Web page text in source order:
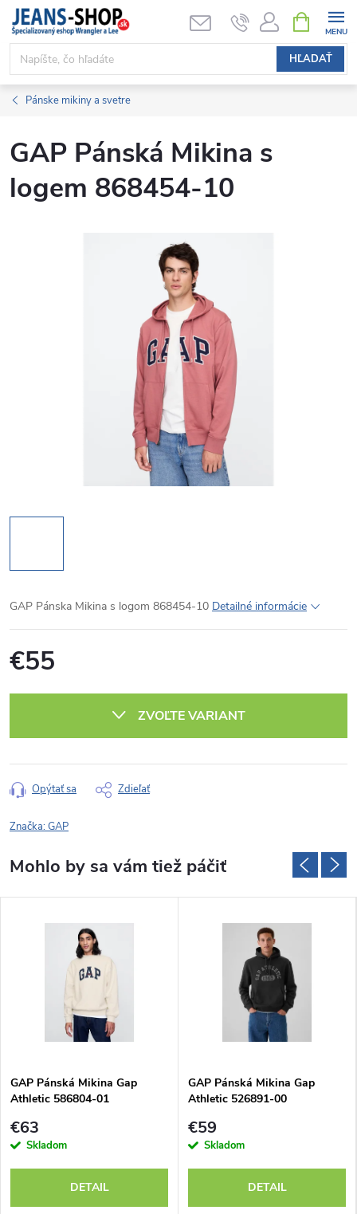
Prejsť
obsah
HĽADAŤ
KOŠÍK
Pánske mikiny a svetre
GAP Pánská Mikina s
logem 868454-10
GAP Pánska Mikina s logom 868454-10 Detailné informácie
€55
ZVOĽTE VARIANT
Opýtať sa Zdieľať
Značka:GAP
GAP Pánská Mikina Gap
Athletic 586804-01
€63
Skladom
DETAIL
GAP Pánská Mikina Gap
Athletic 526891-00
€59
Skladom
DETAIL